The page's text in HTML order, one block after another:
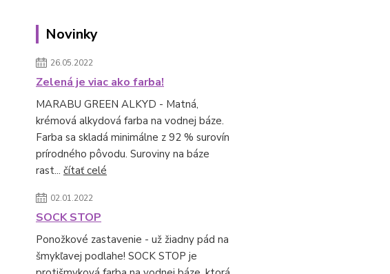
Novinky
26.05.2022
Zelená je viac ako farba!
MARABU GREEN ALKYD - Matná,
krémová alkydová farba na vodnej báze.
Farba sa skladá minimálne z 92 % surovín
prírodného pôvodu. Suroviny na báze
rast... čítať celé
02.01.2022
SOCK STOP
Ponožkové zastavenie - už žiadny pád na
šmykľavej podlahe! SOCK STOP je